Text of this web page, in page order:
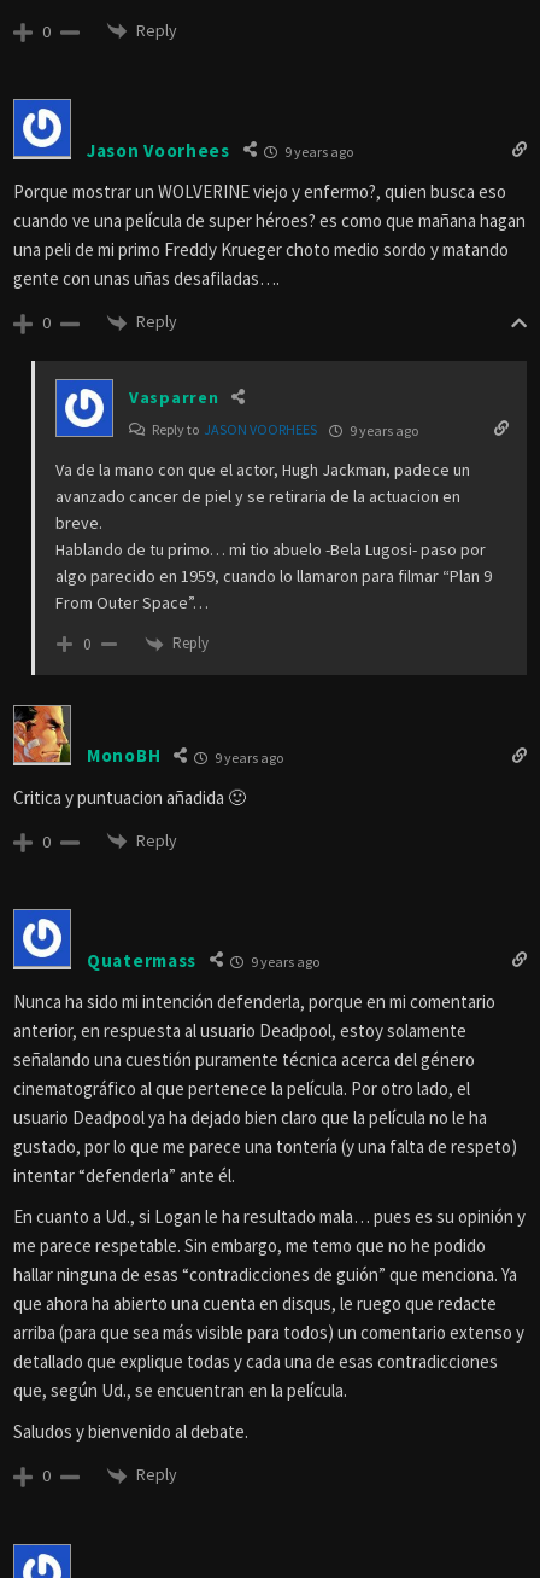
0 Reply
Jason Voorhees 9 years ago
Porque mostrar un WOLVERINE viejo y enfermo?, quien busca eso
cuando ve una película de super héroes? es como que mañana hagan
una peli de mi primo Freddy Krueger choto medio sordo y matando
gente con unas uñas desafiladas….
0 Reply
Vasparren
Reply to JASON VOORHEES 9 years ago
Va de la mano con que el actor, Hugh Jackman, padece un
avanzado cancer de piel y se retiraria de la actuacion en
breve.
Hablando de tu primo… mi tio abuelo -Bela Lugosi- paso por
algo parecido en 1959, cuando lo llamaron para filmar “Plan 9
From Outer Space”…
0 Reply
MonoBH 9 years ago
Critica y puntuacion añadida 🙂
0 Reply
Quatermass 9 years ago
Nunca ha sido mi intención defenderla, porque en mi comentario
anterior, en respuesta al usuario Deadpool, estoy solamente
señalando una cuestión puramente técnica acerca del género
cinematográfico al que pertenece la película. Por otro lado, el
usuario Deadpool ya ha dejado bien claro que la película no le ha
gustado, por lo que me parece una tontería (y una falta de respeto)
intentar “defenderla” ante él.
En cuanto a Ud., si Logan le ha resultado mala… pues es su opinión y
me parece respetable. Sin embargo, me temo que no he podido
hallar ninguna de esas “contradicciones de guión” que menciona. Ya
que ahora ha abierto una cuenta en disqus, le ruego que redacte
arriba (para que sea más visible para todos) un comentario extenso y
detallado que explique todas y cada una de esas contradicciones
que, según Ud., se encuentran en la película.
Saludos y bienvenido al debate.
0 Reply